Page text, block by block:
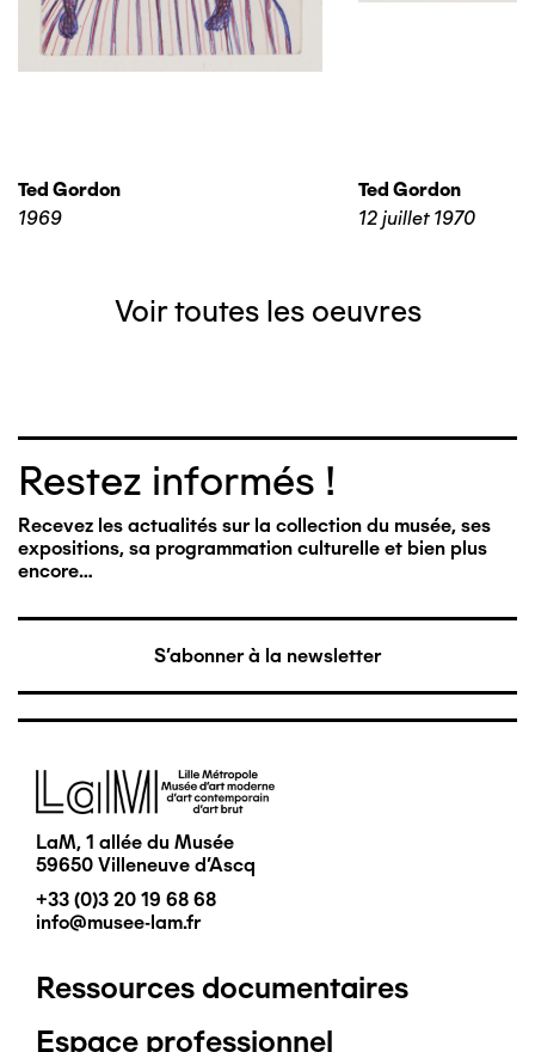
Ted Gordon
1969
Ted Gordon
12 juillet 1970
Voir toutes les oeuvres
Restez informés !
Recevez les actualités sur la collection du musée, ses
expositions, sa programmation culturelle et bien plus
encore…
S'abonner à la newsletter
Image
LaM, 1 allée du Musée
59650 Villeneuve d'Ascq
+33 (0)3 20 19 68 68
info@musee-lam.fr
Pied
Ressources documentaires
Espace professionnel